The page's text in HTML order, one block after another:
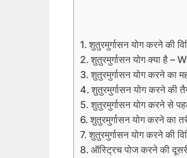
शुतुरमुर्गासन योग करने
शुतुरमुर्गासन योग क्या है
शुतुरमुर्गासन योग करने
शुतुरमुर्गासन योग करने
शुतुरमुर्गासन योग करने
शुतुरमुर्गासन योग करने
शुतुरमुर्गासन योग करने
ऑस्ट्रिच पोज करने की